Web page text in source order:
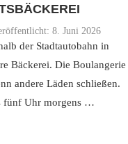
8. Juni 2026
der Stadtautobahn in
Bäckerei. Die Boulangerie
andere Läden schließen.
fünf Uhr morgens …